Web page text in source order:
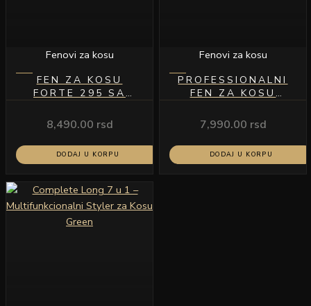
Fenovi za kosu
FEN ZA KOSU
FORTE 295 SA
8,490.00 rsd
DODAJ U KORPU
Fenovi za kosu
PROFESSIONALNI
FEN ZA KOSU
7,990.00 rsd
DODAJ U KORPU